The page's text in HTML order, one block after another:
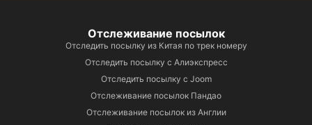
Отслеживание посылок
Отследить посылку из Китая по трек номеру
Отследить посылку с Алиэкспресс
Отследить посылку с Joom
Отслеживание посылок Пандао
Отслеживание посылок из Англии